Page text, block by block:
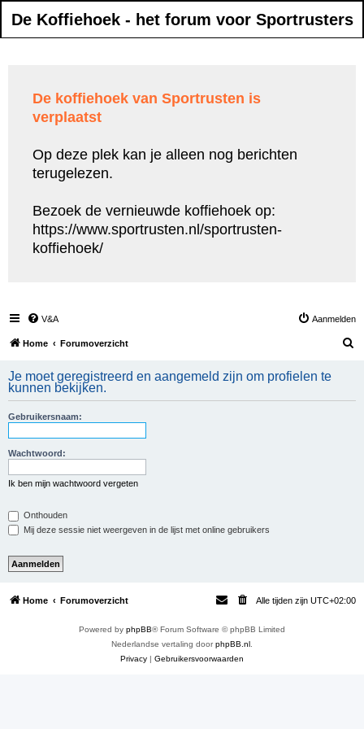
De Koffiehoek - het forum voor Sportrusters
De koffiehoek van Sportrusten is
verplaatst
Op deze plek kan je alleen nog berichten
terugelezen.
Bezoek de vernieuwde koffiehoek op:
https://www.sportrusten.nl/sportrusten-
koffiehoek/
V&A Aanmelden
Home Forumoverzicht
k
Je moet geregistreerd en aangemeld zijn om profielen te
kunnen bekijken.
Gebruikersnaam:
Wachtwoord:
Ik ben mijn wachtwoord vergeten
Onthouden
Mij deze sessie niet weergeven in de lijst met online gebruikers
Home Forumoverzicht Alle tijden zijn UTC+02:00
Powered by phpBB® Forum Software © phpBB Limited
Nederlandse vertaling doorphpBB.nl.
Privacy | Gebruikersvoorwaarden